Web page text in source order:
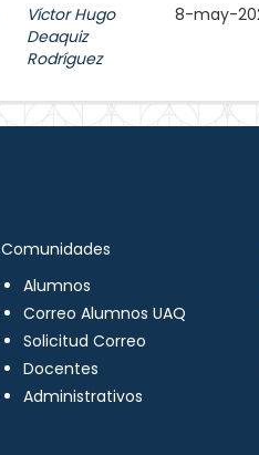
Víctor Hugo
Deaquiz
Rodríguez
8-may-
Comunidades
Alumnos
Correo Alumnos UAQ
Solicitud Correo
Docentes
Administrativos